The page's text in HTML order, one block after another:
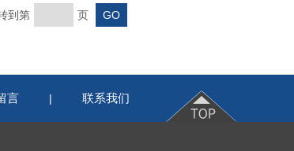
到第 页
言 | 联系我们